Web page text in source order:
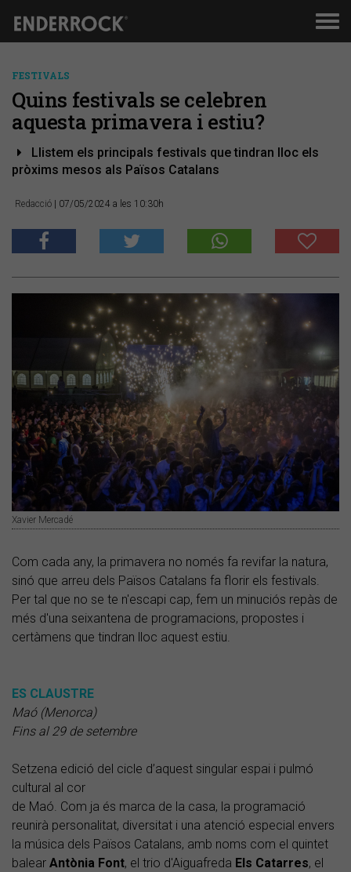
FESTIVALS
Quins festivals se celebren
aquesta primavera i estiu?
Llistem els principals festivals que tindran lloc els
pròxims mesos als Països Catalans
Redacció | 07/05/2024 a les 10:30h
Xavier Mercadé
Com cada any, la primavera no només fa revifar la natura,
sinó que arreu dels Països Catalans fa florir els festivals.
Per tal que no se te n'escapi cap, fem un minuciós repàs de
més d'una seixantena de programacions, propostes i
certàmens que tindran lloc aquest estiu.
ES CLAUSTRE
Maó (Menorca)
Fins al 29 de setembre
Setzena edició del cicle d’aquest singular espai i pulmó
cultural al cor
de Maó. Com ja és marca de la casa, la programació
reunirà personalitat, diversitat i una atenció especial envers
la música dels Països Catalans, amb noms com el quintet
balear Antònia Font, el trio d'Aiguafreda Els Catarres, el